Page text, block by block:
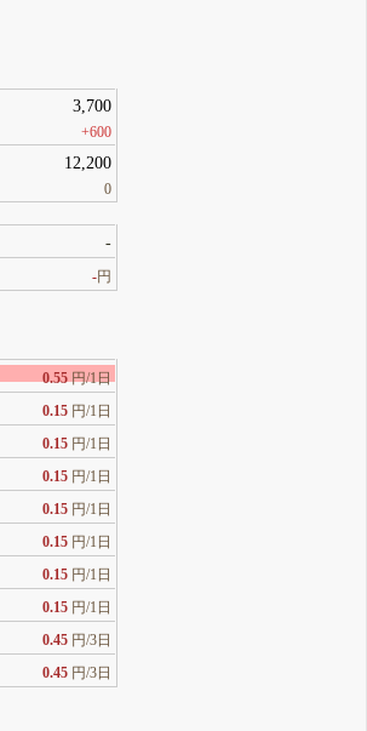
3,700
+600
12,200
0
-
-円
0.55 円/1日
0.15 円/1日
0.15 円/1日
0.15 円/1日
0.15 円/1日
0.15 円/1日
0.15 円/1日
0.15 円/1日
0.45 円/3日
0.45 円/3日